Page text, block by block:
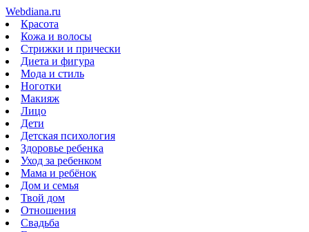
Webdiana.ru
Красота
Кожа и волосы
Стрижки и прически
Диета и фигура
Мода и стиль
Ноготки
Макияж
Лицо
Дети
Детская психология
Здоровье ребенка
Уход за ребенком
Мама и ребёнок
Дом и семья
Твой дом
Отношения
Свадьба